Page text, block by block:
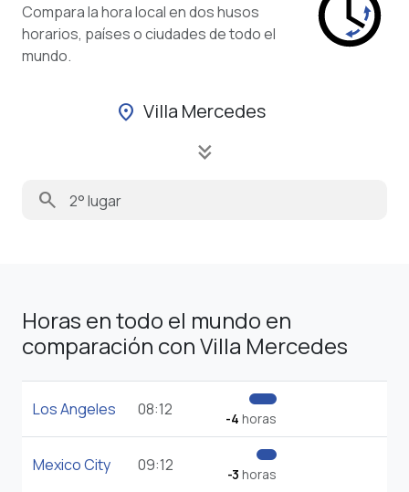
Compara la hora local en dos husos
horarios, países o ciudades de todo el
mundo.
location_on Villa Mercedes
keyboard_double_arrow_down
search
Horas en todo el mundo en
comparación con Villa Mercedes
Los Angeles 08:12 -4 horas
Mexico City 09:12 -3 horas